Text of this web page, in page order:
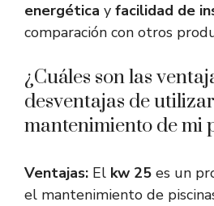
energética y facilidad de
comparación con otros
¿Cuáles son las
desventajas de
mantenimiento de mi
Ventajas: El kw 25 es un
el mantenimiento de